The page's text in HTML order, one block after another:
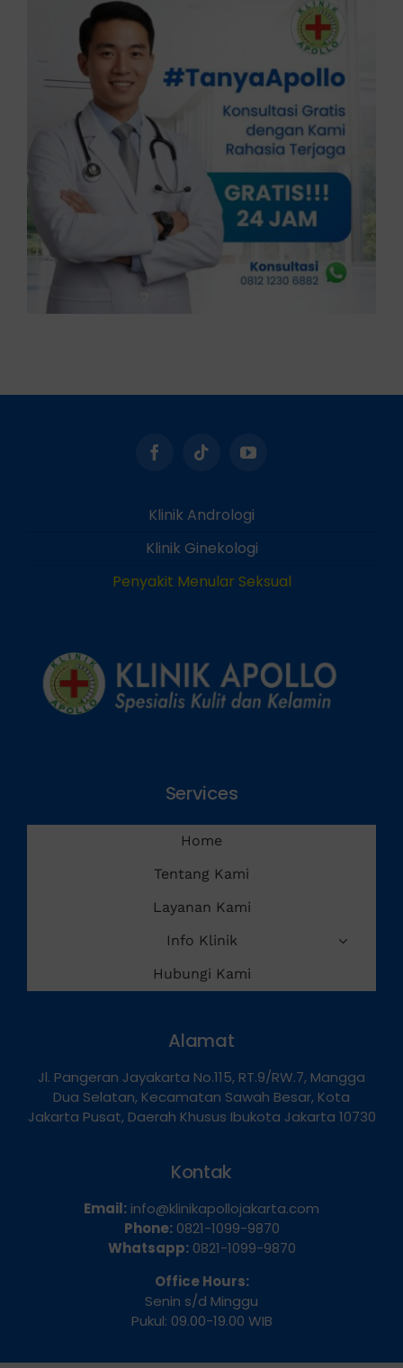
Klinik Andrologi
Klinik Ginekologi
Penyakit Menular Seksual
Services
Home
Tentang Kami
Layanan Kami
Info Klinik
Hubungi Kami
Alamat
Jl. Pangeran Jayakarta No.115, RT.9/RW.7, Mangga
Dua Selatan, Kecamatan Sawah Besar, Kota
Jakarta Pusat, Daerah Khusus Ibukota Jakarta 10730
Kontak
Email: info@klinikapollojakarta.com
Phone:0821-1099-9870
Whatsapp:0821-1099-9870
Office Hours:
Senin s/d Minggu
Pukul: 09.00-19.00 WIB